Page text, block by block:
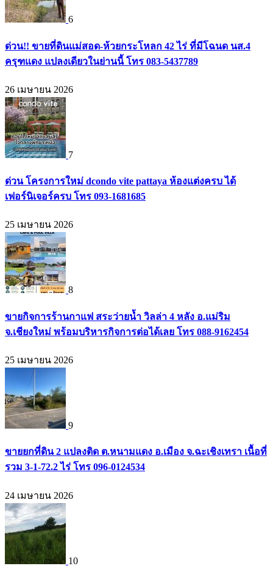
6
ด่วน!! ขายที่ดินแม่สอด-ห้วยกระโหลก 42 ไร่ ที่มีโฉนด นส.4
ครุฑแดง แปลงเดียวในย่านนี้ โทร 083-5437789
26 เมษายน 2026
7
ด่วน โครงการใหม่ dcondo vite pattaya ห้องแต่งครบ ได้
เฟอร์นิเจอร์ครบ โทร 093-1681685
25 เมษายน 2026
8
ขายกิจการร้านกาแฟ สระว่ายน้ำ วิลล่า 4 หลัง อ.แม่ริม
จ.เชียงใหม่ พร้อมบริหารกิจการต่อได้เลย โทร 088-9162454
25 เมษายน 2026
9
ขายยกที่ดิน 2 แปลงติด ต.หนามแดง อ.เมือง จ.ฉะเชิงเทรา เนื้อที่
รวม 3-1-72.2 ไร่ โทร 096-0124534
24 เมษายน 2026
10